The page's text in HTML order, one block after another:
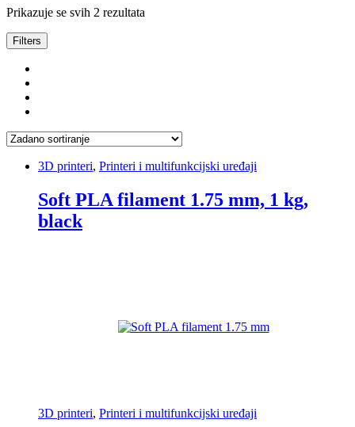
Prikazuje se svih 2 rezultata
Filters
3D printeri, Printeri i multifunkcijski uređaji
Soft PLA filament 1.75 mm, 1 kg,
black
3D printeri, Printeri i multifunkcijski uređaji